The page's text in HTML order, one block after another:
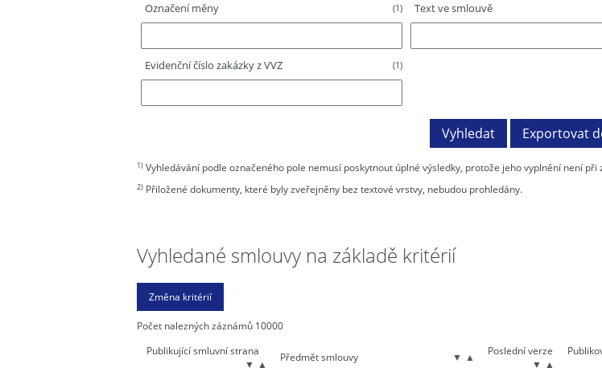
Označení měny (1)
Evidenční číslo zakázky z VVZ (1)
Text ve smlouvě
1)Vyhledávání podle označeného pole nemusí poskytnout úplné výsledky, protože jeho vyplnění není při
2)Přiložené dokumenty, které byly zveřejněny bez textové vrstvy, nebudou prohledány.
Vyhledané smlouvy na základě kritérií
Počet nalezných záznámů 10000
Publikující smluvní strana
▲
▼
Předmět smlouvy ▲
▼
Poslední verze
▲
▼